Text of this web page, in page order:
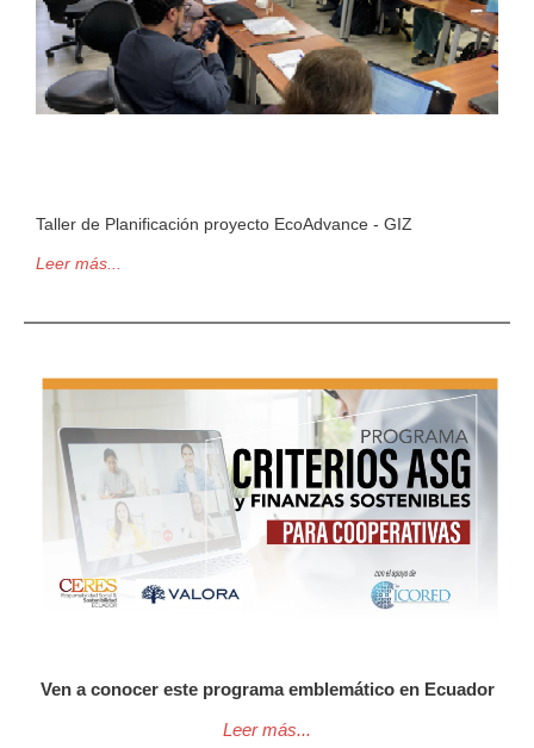
Taller de Planificación proyecto EcoAdvance - GIZ
Leer más...
Ven a conocer este programa emblemático en Ecuador
Leer más...